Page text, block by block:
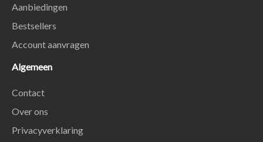
Aanbiedingen
Bestsellers
Account aanvragen
Algemeen
Contact
Over ons
Privacyverklaring